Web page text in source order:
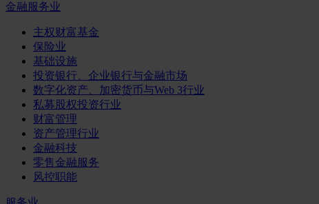
金融服务业
主权财富基金
保险业
基础设施
投资银行、企业银行与金融市场
数字化资产、加密货币与Web 3行业
私募股权投资行业
财富管理
资产管理行业
金融科技
零售金融服务
风控职能